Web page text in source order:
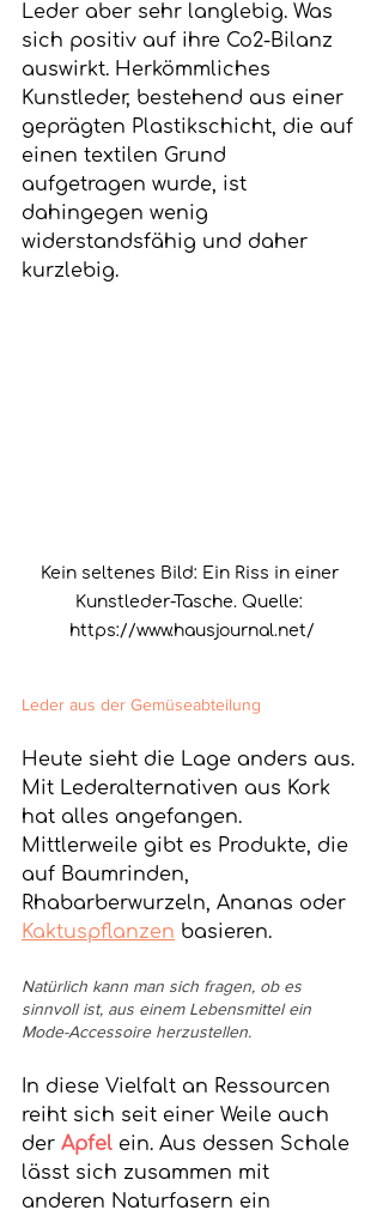
Leder aber sehr langlebig. Was
sich positiv auf ihre Co2-Bilanz
auswirkt. Herkömmliches
Kunstleder, bestehend aus einer
geprägten Plastikschicht, die auf
einen textilen Grund
aufgetragen wurde, ist
dahingegen wenig
widerstandsfähig und daher
kurzlebig.
Kein seltenes Bild: Ein Riss in einer
Kunstleder-Tasche. Quelle:
https://www.hausjournal.net/
Leder aus der Gemüseabteilung
Heute sieht die Lage anders aus.
Mit Lederalternativen aus Kork
hat alles angefangen.
Mittlerweile gibt es Produkte, die
auf Baumrinden,
Rhabarberwurzeln, Ananas oder
Kaktuspflanzen basieren.
Natürlich kann man sich fragen, ob es
sinnvoll ist, aus einem Lebensmittel ein
Mode-Accessoire herzustellen.
In diese Vielfalt an Ressourcen
reiht sich seit einer Weile auch
der Apfel ein. Aus dessen Schale
lässt sich zusammen mit
anderen Naturfasern ein